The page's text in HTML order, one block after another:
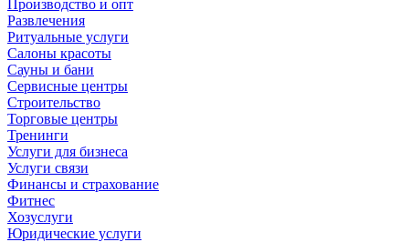
Производство и опт
Развлечения
Ритуальные услуги
Салоны красоты
Сауны и бани
Сервисные центры
Строительство
Торговые центры
Тренинги
Услуги для бизнеса
Услуги связи
Финансы и страхование
Фитнес
Хозуслуги
Юридические услуги